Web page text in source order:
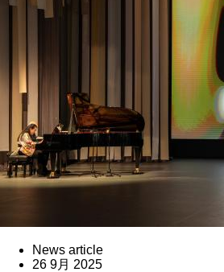
News article
26 9月 2025